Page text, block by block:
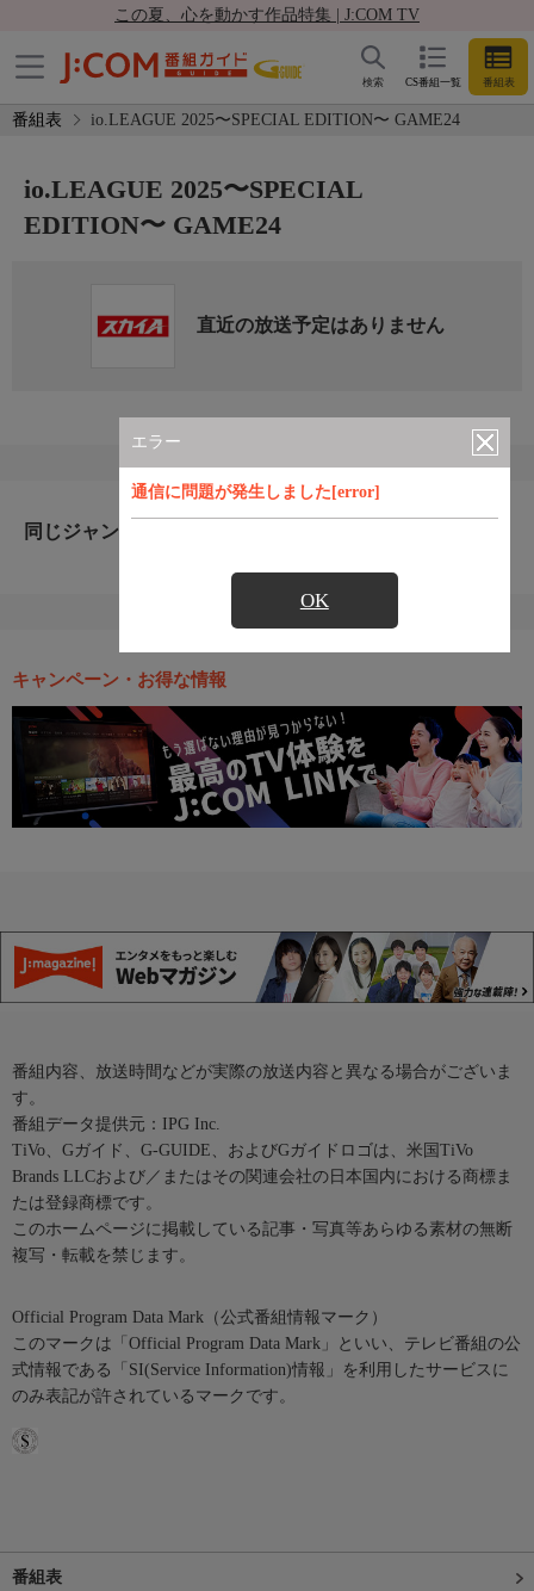
この夏、心を動かす作品特集 | J:COM TV
CS番組一覧 番組表
検索
番組表 io.LEAGUE 2025〜SPECIAL EDITION〜 GAME24
エラー
通信に問題が発生しました[error]
OK
io.LEAGUE 2025〜SPECIAL
EDITION〜 GAME24
直近の放送予定はありません
同じジャンルのおすすめ番組
キャンペーン・お得な情報
番組内容、放送時間などが実際の放送内容と異なる場合がございま
す。
番組データ提供元：IPG Inc.
TiVo、Gガイド、G-GUIDE、およびGガイドロゴは、米国TiVo
Brands LLCおよび／またはその関連会社の日本国内における商標ま
たは登録商標です。
このホームページに掲載している記事・写真等あらゆる素材の無断
複写・転載を禁じます。
Official Program Data Mark（公式番組情報マーク）
このマークは「Official Program Data Mark」といい、テレビ番組の公
式情報である「SI(Service Information)情報」を利用したサービスに
のみ表記が許されているマークです。
番組表